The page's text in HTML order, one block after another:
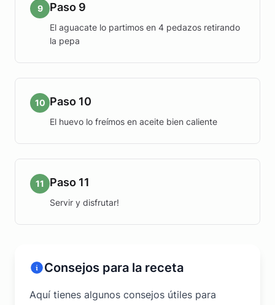
9 Paso 9
El aguacate lo partimos en 4 pedazos retirando
la pepa
10 Paso 10
El huevo lo freímos en aceite bien caliente
11 Paso 11
Servir y disfrutar!
Consejos para la receta
Aquí tienes algunos consejos útiles para